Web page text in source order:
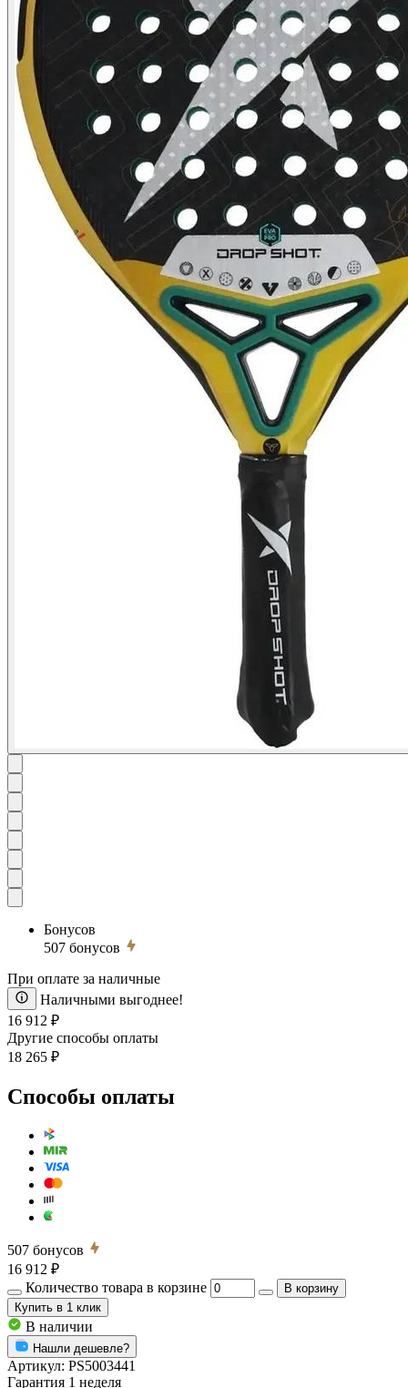
Бонусов
507 бонусов
При оплате за наличные
Наличными выгоднее!
16 912 ₽
Другие способы оплаты
18 265 ₽
Способы оплаты
507 бонусов
16 912 ₽
Количество товара в корзине
В корзину
Купить в 1 клик
В наличии
Нашли дешевле?
Артикул: PS5003441
Гарантия 1 неделя